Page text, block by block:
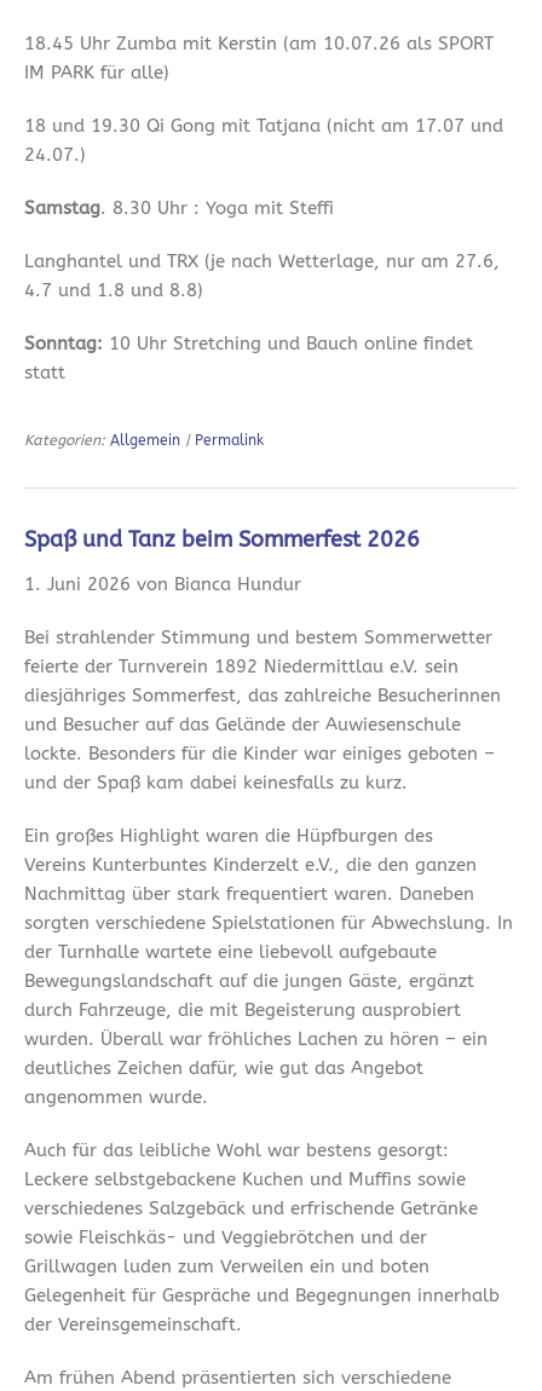
18.45 Uhr Zumba mit Kerstin (am 10.07.26 als SPORT
IM PARK für alle)
18 und 19.30 Qi Gong mit Tatjana (nicht am 17.07 und
24.07.)
Samstag. 8.30 Uhr : Yoga mit Steffi
Langhantel und TRX (je nach Wetterlage, nur am 27.6,
4.7 und 1.8 und 8.8)
Sonntag: 10 Uhr Stretching und Bauch online findet
statt
Kategorien: Allgemein | Permalink
Spaß und Tanz beim Sommerfest 2026
1. Juni 2026 von Bianca Hundur
Bei strahlender Stimmung und bestem Sommerwetter
feierte der Turnverein 1892 Niedermittlau e.V. sein
diesjähriges Sommerfest, das zahlreiche Besucherinnen
und Besucher auf das Gelände der Auwiesenschule
lockte. Besonders für die Kinder war einiges geboten –
und der Spaß kam dabei keinesfalls zu kurz.
Ein großes Highlight waren die Hüpfburgen des
Vereins Kunterbuntes Kinderzelt e.V., die den ganzen
Nachmittag über stark frequentiert waren. Daneben
sorgten verschiedene Spielstationen für Abwechslung. In
der Turnhalle wartete eine liebevoll aufgebaute
Bewegungslandschaft auf die jungen Gäste, ergänzt
durch Fahrzeuge, die mit Begeisterung ausprobiert
wurden. Überall war fröhliches Lachen zu hören – ein
deutliches Zeichen dafür, wie gut das Angebot
angenommen wurde.
Auch für das leibliche Wohl war bestens gesorgt:
Leckere selbstgebackene Kuchen und Muffins sowie
verschiedenes Salzgebäck und erfrischende Getränke
sowie Fleischkäs- und Veggiebrötchen und der
Grillwagen luden zum Verweilen ein und boten
Gelegenheit für Gespräche und Begegnungen innerhalb
der Vereinsgemeinschaft.
Am frühen Abend präsentierten sich verschiedene